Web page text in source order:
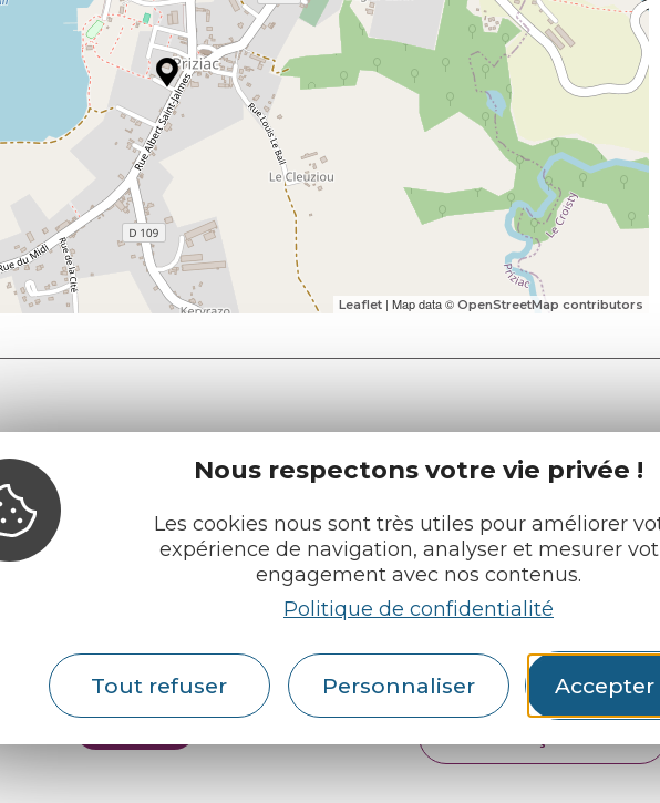
Nous respectons votre vie privée !
Les cookies nous sont très utiles pour améliorer
expérience de navigation, analyser et mesurer
engagement avec nos contenus.
Politique de confidentialité
Tout refuser Personnaliser
Leaflet | Map data © OpenStreetMap contributors
du Pays du roi
Nos brochures
Météo
Partenaires
English